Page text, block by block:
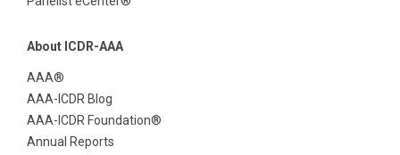
About ICDR-AAA
AAA®
AAA-ICDR Blog
AAA-ICDR Foundation®
Annual Reports